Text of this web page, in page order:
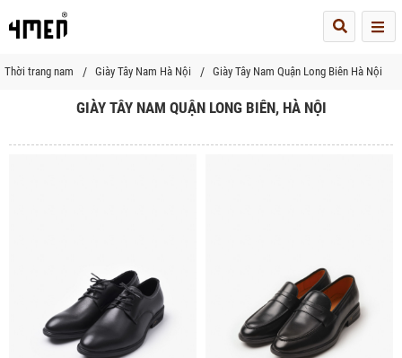
Thời trang nam Giày Tây Nam Hà Nội Giày Tây Nam Quận Long Biên Hà Nội
GIÀY TÂY NAM QUẬN LONG BIÊN, HÀ NỘI